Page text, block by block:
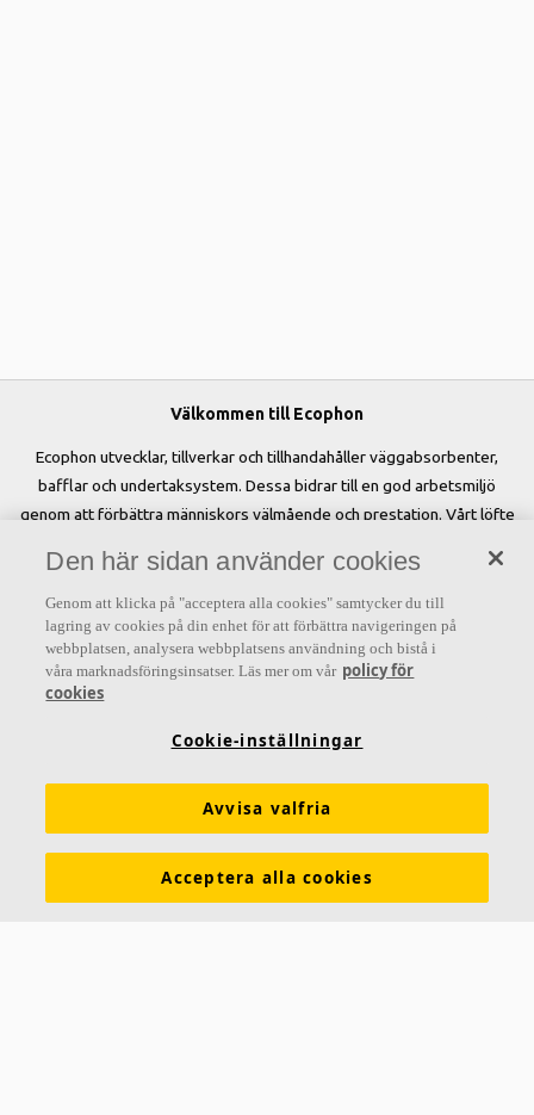
Välkommen till Ecophon
Ecophon utvecklar, tillverkar och tillhandahåller väggabsorbenter,
bafflar och undertaksystem. Dessa bidrar till en god arbetsmiljö
genom att förbättra människors välmående och prestation. Vårt löfte
Letar du efter?
Kulörer och ytskikt Funktionskrav Mängdkalkylator
Prislistor Broschyrer The Lab Virtual Reality
Nyhetsrum
Den här sidan använder cookies
Genom att klicka på "acceptera alla cookies" samtycker du till
lagring av cookies på din enhet för att förbättra navigeringen på
webbplatsen, analysera webbplatsens användning och bistå i
våra marknadsföringsinsatser. Läs mer om vår policy för
cookies
Cookie-inställningar
Avvisa valfria
Acceptera alla cookies